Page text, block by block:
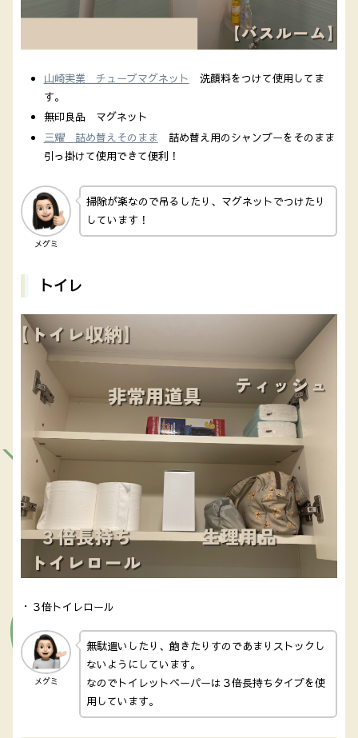
山崎実業 チューブマグネット 洗顔料をつけて使用してま
す。
無印良品 マグネット
三耀 詰め替えそのまま 詰め替え用のシャンプーをそのまま
引っ掛けて使用できて便利！
メグミ
掃除が楽なので吊るしたり、マグネットでつけたり
しています！
トイレ
・３倍トイレロール
メグミ
無駄遣いしたり、飽きたりすのであまりストックし
ないようにしています。
なのでトイレットペーパーは３倍長持ちタイプを使
用しています。